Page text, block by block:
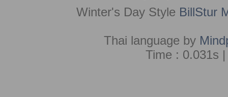
Winter's Day Style BillStur
Thai language by
Time : 0.031s